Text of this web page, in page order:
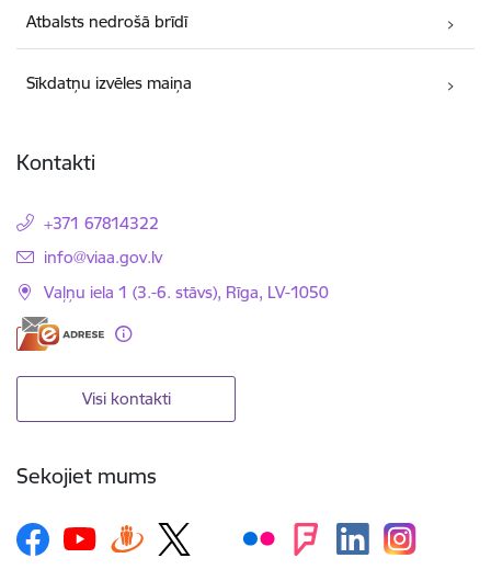
Atbalsts nedrošā brīdī
Sīkdatņu izvēles maiņa
Kontakti
+371 67814322
E-pasts:
info@viaa.gov.lv
Vaļņu iela 1 (3.-6. stāvs), Rīga, LV-1050
Visi kontakti
Sekojiet mums